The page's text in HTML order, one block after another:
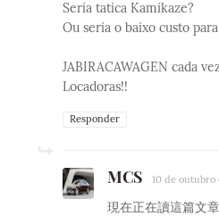
Seria tatica Kamikaze?
Ou seria o baixo custo
JABIRACAWAGEN cada
Locadoras!!
Responder
MCS 10 de outubro
現在正在讀這篇文